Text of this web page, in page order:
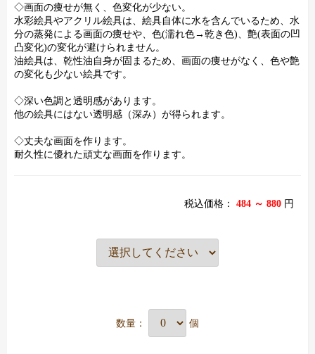
◇画面の痩せが無く、色変化が少ない。
水彩絵具やアクリル絵具は、絵具自体に水を含んでいるため、水
分の蒸発による画面の痩せや、色(濡れ色→乾き色)、艶(表面の凹
凸変化)の変化が避けられません。
油絵具は、乾性油自身が固まるため、画面の痩せがなく、色や艶
の変化も少ない絵具です。
◇深い色調と透明感があります。
他の絵具にはない透明感（深み）が得られます。
◇丈夫な画面を作ります。
耐久性に優れた頑丈な画面を作ります。
税込価格： 484 ～ 880 円
数量： 個